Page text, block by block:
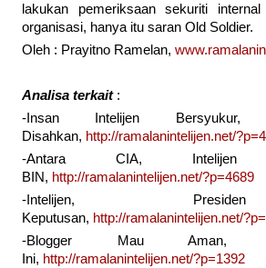
lakukan pemeriksaan sekuriti
organisasi, hanya itu saran Old Soldier.
Oleh : Prayitno Ramelan,
Analisa terkait:
-Insan Intelijen Bersyukur,
Disahkan, http://ramalanintelijen.net/
-Antara CIA,
BIN, http://ramalanintelijen.net/?p=4689
-Intelijen,
Keputusan, http://ramalanintelijen.net/
-Blogger Mau Aman,
Ini, http://ramalanintelijen.net/?p=1392